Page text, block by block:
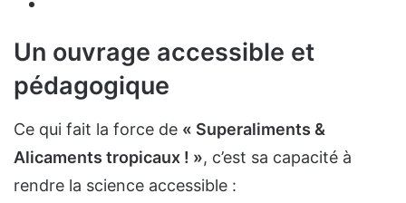
Un ouvrage accessible et
pédagogique
Ce qui fait la force de « Superaliments &
Alicaments tropicaux ! », c’est sa capacité à
rendre la science accessible :